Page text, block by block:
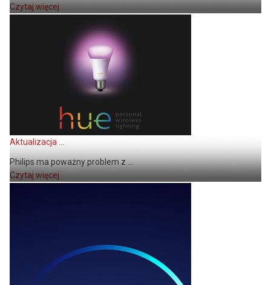
Czytaj więcej
Aktualizacja ...
Philips ma poważny problem z ...
Czytaj więcej